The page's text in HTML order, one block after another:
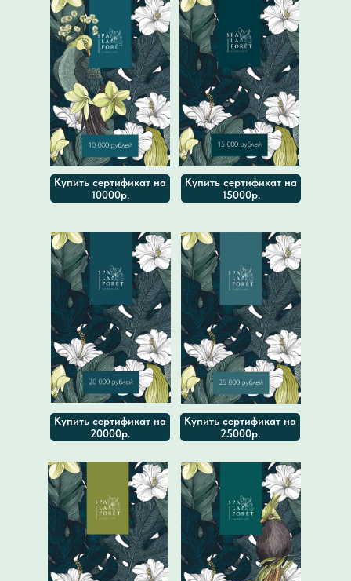
Купить сертификат на
15000р.
Купить сертификат на
10000р.
Купить сертификат на
25000р.
Купить сертификат на
20000р.